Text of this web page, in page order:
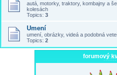
autá, motorky, traktory, kombajny a
kolesách
Topics: 3
Umení
umení, obrázky, videá a podobná
Topics: 2
forumový